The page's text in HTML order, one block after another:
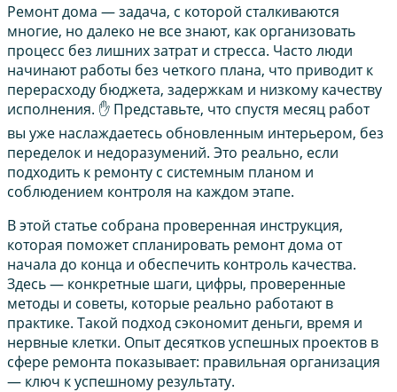
Ремонт дома — задача, с которой сталкиваются
многие, но далеко не все знают, как организовать
процесс без лишних затрат и стресса. Часто люди
начинают работы без четкого плана, что приводит к
перерасходу бюджета, задержкам и низкому качеству
исполнения. ✋ Представьте, что спустя месяц работ
вы уже наслаждаетесь обновленным интерьером, без
переделок и недоразумений. Это реально, если
подходить к ремонту с системным планом и
соблюдением контроля на каждом этапе.
В этой статье собрана проверенная инструкция,
которая поможет спланировать ремонт дома от
начала до конца и обеспечить контроль качества.
Здесь — конкретные шаги, цифры, проверенные
методы и советы, которые реально работают в
практике. Такой подход сэкономит деньги, время и
нервные клетки. Опыт десятков успешных проектов в
сфере ремонта показывает: правильная организация
— ключ к успешному результату.